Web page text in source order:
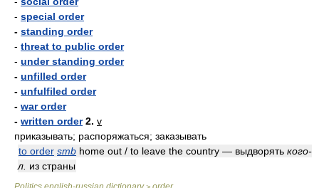
- special order
- standing order
- threat to public order
- under standing order
- unfilled order
- unfulfiled order
- war order
- written order 2. v
приказывать; распоряжаться; заказывать
to order smb home out / to leave the country — выдворять кого-
л. из страны